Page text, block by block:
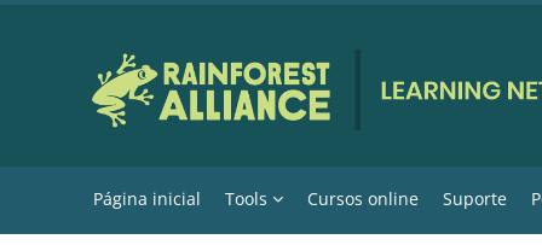
Página inicial Tools Cursos online Suporte